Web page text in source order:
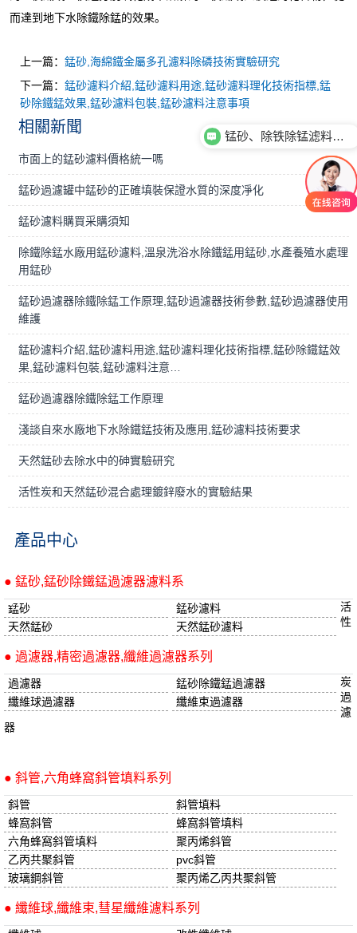
而達到地下水除鐵除錳的效果。
上一篇： 錳砂,海綿鐵金屬多孔濾料除磷技術實驗研究
下一篇： 錳砂濾料介紹,錳砂濾料用途,錳砂濾料理化技術指標,錳
砂除鐵錳效果,錳砂濾料包裝,錳砂濾料注意事項
相關新聞
市面上的錳砂濾料價格統一嗎
錳砂過濾罐中錳砂的正確填裝保證水質的深度凈化
錳砂濾料購買采購須知
除鐵除錳水廠用錳砂濾料,溫泉洗浴水除鐵錳用錳砂,水產養殖水處理
用錳砂
錳砂過濾器除鐵除錳工作原理,錳砂過濾器技術參數,錳砂過濾器使用
維護
錳砂濾料介紹,錳砂濾料用途,錳砂濾料理化技術指標,錳砂除鐵錳效
果,錳砂濾料包裝,錳砂濾料注意…
錳砂過濾器除鐵除錳工作原理
淺談自來水廠地下水除鐵錳技術及應用,錳砂濾料技術要求
天然錳砂去除水中的砷實驗研究
活性炭和天然錳砂混合處理鍍鋅廢水的實驗結果
產品中心
● 錳砂,錳砂除鐵錳過濾器濾料系
錳砂
錳砂濾料
天然錳砂
天然錳砂濾料
● 過濾器,精密過濾器,纖維過濾器系列
過濾器
錳砂除鐵錳過濾器
纖維球過濾器
纖維束過濾器
活
性
炭
過
濾
器
● 斜管,六角蜂窩斜管填料系列
斜管
斜管填料
蜂窩斜管
蜂窩斜管填料
六角蜂窩斜管填料
聚丙烯斜管
乙丙共聚斜管
pvc斜管
玻璃鋼斜管
聚丙烯乙丙共聚斜管
● 纖維球,纖維束,彗星纖維濾料系列
锰砂、除铁除锰滤料性能用途有哪些？